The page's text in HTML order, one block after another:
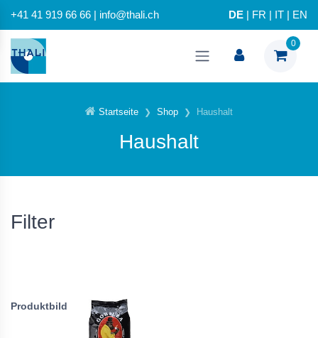
+41 41 919 66 66 | info@thali.ch DE FR IT EN
0
Startseite Shop Haushalt
Haushalt
Filter